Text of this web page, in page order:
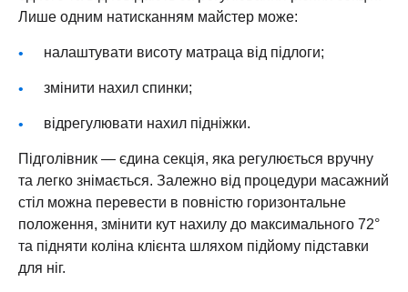
Лише одним натисканням майстер може:
налаштувати висоту матраца від підлоги;
змінити нахил спинки;
відрегулювати нахил підніжки.
Підголівник — єдина секція, яка регулюється вручну
та легко знімається. Залежно від процедури масажний
стіл можна перевести в повністю горизонтальне
положення, змінити кут нахилу до максимального 72°
та підняти коліна клієнта шляхом підйому підставки
для ніг.